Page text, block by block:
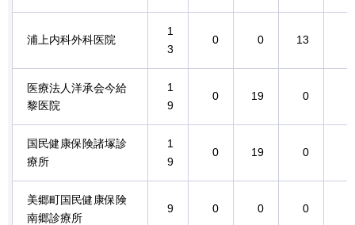
浦上内科外科医院
1
3
0 0 13
医療法人洋承会今給
黎医院
1
9
0 19 0
国民健康保険諸塚診
療所
1
9
0 19 0
美郷町国民健康保険
南郷診療所
9 0 0 0